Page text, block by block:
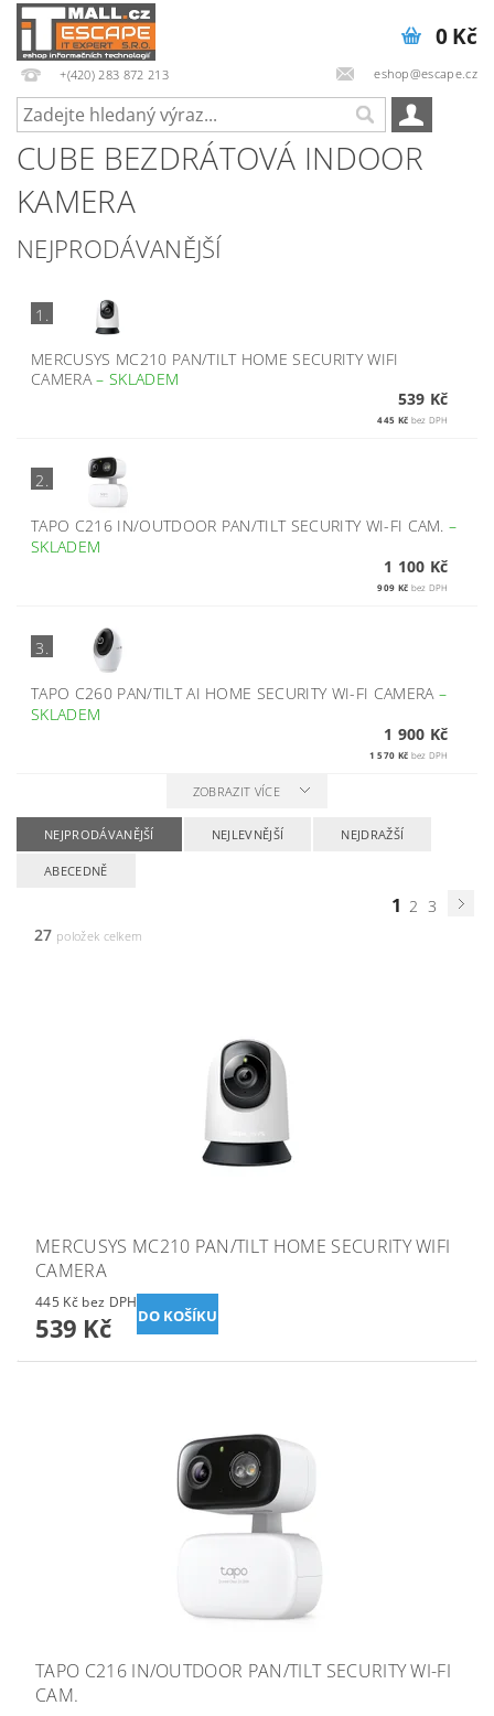
+(420) 283 872 213 eshop@escape.cz
0 Kč
CUBE BEZDRÁTOVÁ INDOOR
KAMERA
NEJPRODÁVANĚJŠÍ
1.
MERCUSYS MC210 PAN/TILT HOME SECURITY WIFI
CAMERA–SKLADEM
539 Kč
445 Kč bez DPH
2.
TAPO C216 IN/OUTDOOR PAN/TILT SECURITY WI-FI CAM.–
SKLADEM
1 100 Kč
909 Kč bez DPH
3.
TAPO C260 PAN/TILT AI HOME SECURITY WI-FI CAMERA –
SKLADEM
1 900 Kč
1 570 Kč bez DPH
ZOBRAZIT VÍCE
NEJPRODÁVANĚJŠÍ NEJLEVNĚJŠÍ NEJDRAŽŠÍ
ABECEDNĚ
1 2 3
27 položek celkem
MERCUSYS MC210 PAN/TILT HOME SECURITY WIFI
CAMERA
445 Kč bez DPH
539 Kč
TAPO C216 IN/OUTDOOR PAN/TILT SECURITY WI-FI
CAM.